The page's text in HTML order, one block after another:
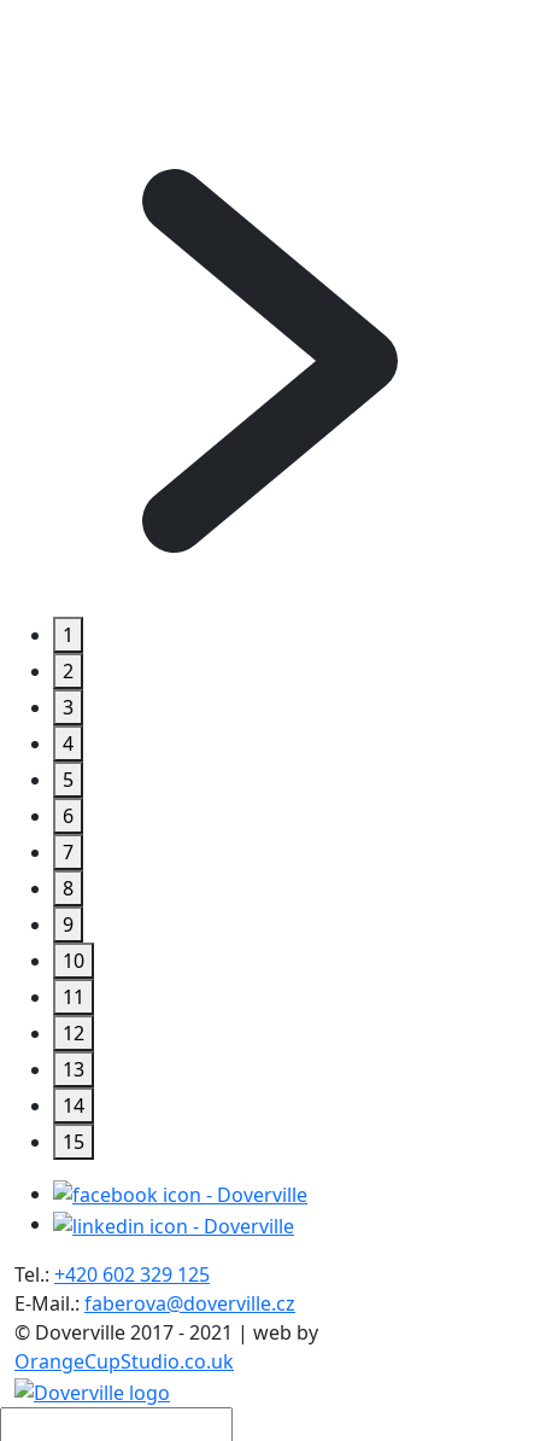
1
2
3
4
5
6
7
8
9
10
11
12
13
14
15
Tel.: +420 602 329 125
E-Mail.: faberova@doverville.cz
© Doverville 2017 - 2021 | web by
OrangeCupStudio.co.uk